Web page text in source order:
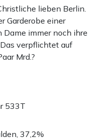
lieben Berlin.
Garderobe einer
immer noch ihre
verpflichtet auf
Mrd.?
533T
37,2%